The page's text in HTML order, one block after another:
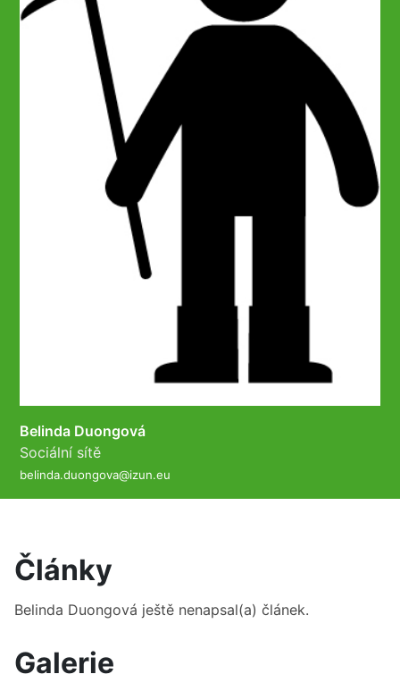
Belinda Duongová
Sociální sítě
belinda.duongova@izun.eu
Články
Belinda Duongová ještě nenapsal(a) článek.
Galerie